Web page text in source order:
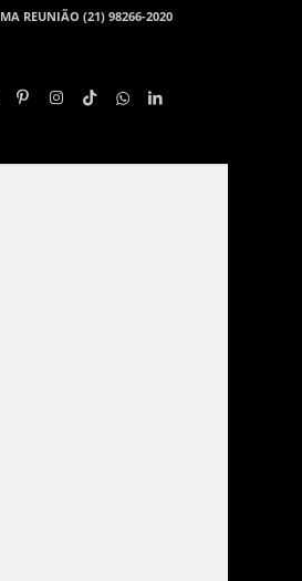
REUNIÃO (21) 98266-2020